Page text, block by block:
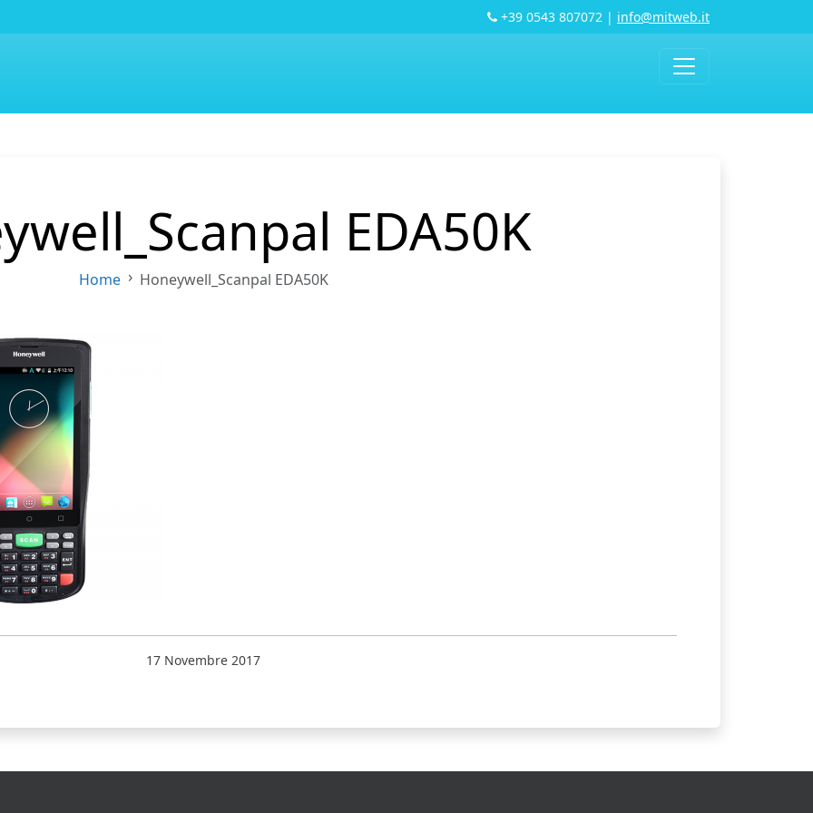
+39 0543 807072 | info@mitweb.it
EDA50K
Home Honeywell_Scanpal EDA50K
17 Novembre 2017